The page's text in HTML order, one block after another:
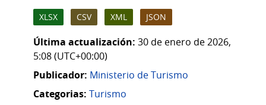
XLSX CSV XML JSON
Última actualización: 30 de enero de 2026,
5:08 (UTC+00:00)
Publicador: Ministerio de Turismo
Categorias: Turismo